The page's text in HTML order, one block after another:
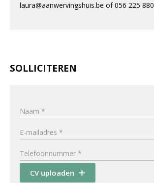
laura@aanwervingshuis.be of 056 225 880
SOLLICITEREN
CV uploaden